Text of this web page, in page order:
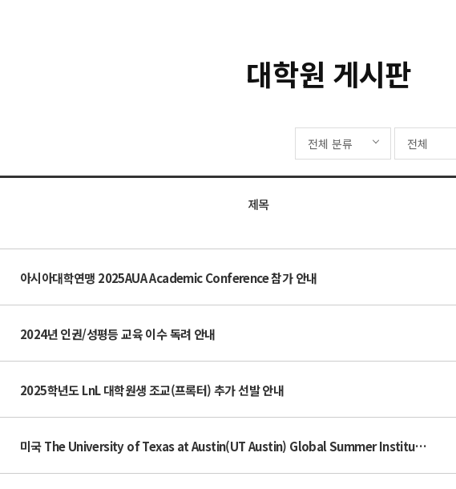
대학원 게시판
전체 분류 전체
제목
아시아대학연맹 2025AUA Academic Conference 참가 안내
2024년 인권/성평등 교육 이수 독려 안내
2025학년도 LnL 대학원생 조교(프록터) 추가 선발 안내
미국 The University of Texas at Austin(UT Austin) Global Summer Institute(GSI) 홍보